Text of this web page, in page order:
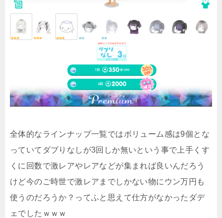
全体的なラインナップ一覧ではボリューム感は9個とな
っていてダブりなしが3回しか無いという事で上手くす
くに回数で激レアやレアなどが集まれば良いんだろう
けど今のご時世で激レアまでしかない物にウン万円も
使うのだろうか？ってふと思えて仕方がなかったダデ
ェでしたｗｗｗ